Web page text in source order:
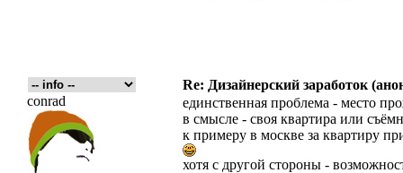
Re: Дизайнерский заработок
conrad
единственная проблема - место
в смысле - своя квартира или
к примеру в москве за квартиру
хотя с другой стороны -